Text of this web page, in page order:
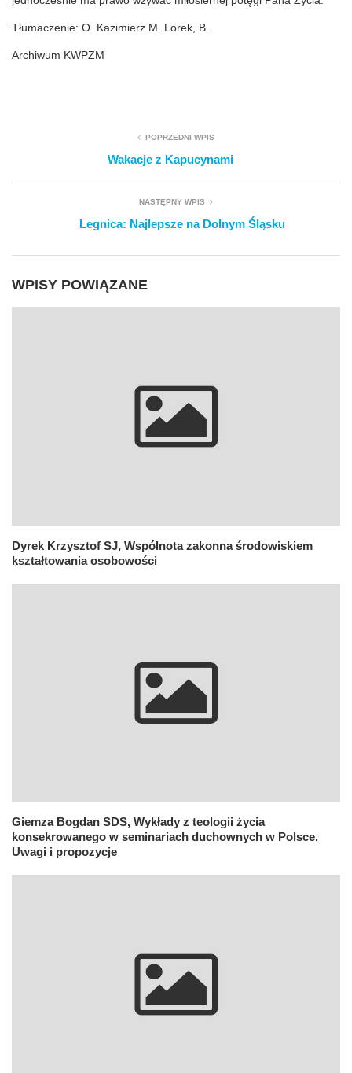
Tłumaczenie: O. Kazimierz M. Lorek, B.
Archiwum KWPZM
POPRZEDNI WPIS
Wakacje z Kapucynami
NASTĘPNY WPIS
Legnica: Najlepsze na Dolnym Śląsku
WPISY POWIĄZANE
Dyrek Krzysztof SJ, Wspólnota zakonna środowiskiem
kształtowania osobowości
Giemza Bogdan SDS, Wykłady z teologii życia
konsekrowanego w seminariach duchownych w Polsce.
Uwagi i propozycje